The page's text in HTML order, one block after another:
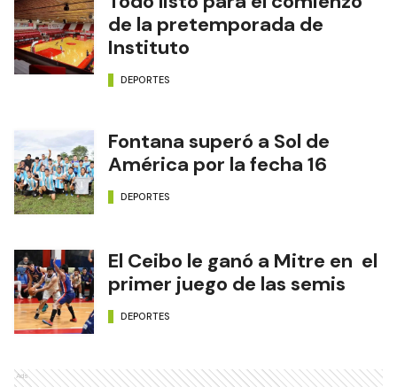
de la pretemporada de
Instituto
DEPORTES
Fontana superó a Sol de
América por la fecha 16
DEPORTES
El Ceibo le ganó a Mitre en el
primer juego de las semis
DEPORTES
Ads